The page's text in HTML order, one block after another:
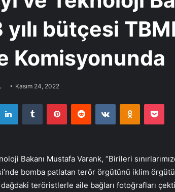
bütçesi
Komisyonunda
Kasım 24, 2022
LinkedInTumblr PinterestReddit VKontakte
Bakanı Mustafa Varank, “Birileri
bomba patlatan terör örgütünü iklim
dağdaki teröristlerle aile bağları fotoğrafları